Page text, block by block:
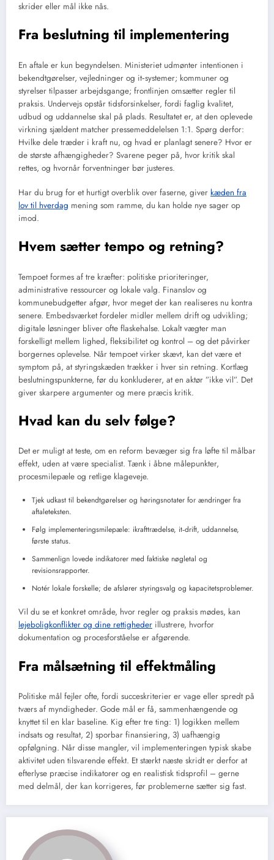
skrider eller mål ikke nås.
Fra beslutning til implementering
En aftale er kun begyndelsen. Ministeriet udmønter intentionen i
bekendtgørelser, vejledninger og it‑systemer; kommuner og
styrelser tilpasser arbejdsgange; frontlinjen omsætter regler til
praksis. Undervejs opstår tidsforsinkelser, fordi faglig kvalitet,
udbud og uddannelse skal på plads. Resultatet er, at den oplevede
virkning sjældent matcher pressemeddelelsen 1:1. Spørg derfor:
Hvilke dele træder i kraft nu, og hvad er planlagt senere? Hvor er
de største afhængigheder? Svarene peger på, hvor kritik skal
rettes, og hvornår forventninger bør justeres.
Har du brug for et hurtigt overblik over faserne, giver kæden fra
lov til hverdag mening som ramme, du kan holde nye sager op
imod.
Hvem sætter tempo og retning?
Tempoet formes af tre kræfter: politiske prioriteringer,
administrative ressourcer og lokale valg. Finanslov og
kommunebudgetter afgør, hvor meget der kan realiseres nu kontra
senere. Embedsværket fordeler midler mellem drift og udvikling;
digitale løsninger bliver ofte flaskehalse. Lokalt vægter man
forskelligt mellem lighed, fleksibilitet og kontrol – og det påvirker
borgernes oplevelse. Når tempoet virker skævt, kan det være et
symptom på, at styringskæden trækker i hver sin retning. Kortlæg
beslutningspunkterne, før du konkluderer, at en aktør ”ikke vil”. Det
giver skarpere argumenter og mere præcis kritik.
Hvad kan du selv følge?
Det er muligt at teste, om en reform bevæger sig fra løfte til målbar
effekt, uden at være specialist. Tænk i åbne målepunkter,
procesmilepæle og retlige klageveje.
Tjek udkast til bekendtgørelser og høringsnotater for ændringer fra
aftaleteksten.
Følg implementeringsmilepæle: ikrafttrædelse, it‑drift, uddannelse,
første status.
Sammenlign lovede indikatorer med faktiske nøgletal og
revisionsrapporter.
Notér lokale forskelle; de afslører styringsvalg og kapacitetsproblemer.
Vil du se et konkret område, hvor regler og praksis mødes, kan
lejeboligkonflikter og dine rettigheder illustrere, hvorfor
dokumentation og procesforståelse er afgørende.
Fra målsætning til effektmåling
Politiske mål fejler ofte, fordi succeskriterier er vage eller spredt på
tværs af myndigheder. Gode mål er få, sammenhængende og
knyttet til en klar baseline. Kig efter tre ting: 1) logikken mellem
indsats og resultat, 2) sporbar finansiering, 3) uafhængig
opfølgning. Når disse mangler, vil implementeringen typisk skabe
aktivitet uden tilsvarende effekt. Et stærkt næste skridt er derfor at
efterlyse præcise indikatorer og en realistisk tidsprofil – gerne
med delmål, der kan korrigeres, før problemerne sætter sig fast.